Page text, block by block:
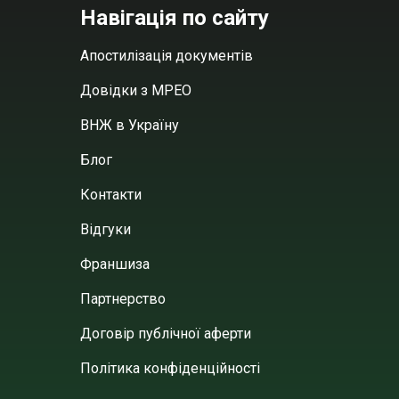
Навігація по сайту
Апостилізація документів
Довідки з МРЕО
ВНЖ в Україну
Блог
Контакти
Відгуки
Франшиза
Партнерство
Договір публічної аферти
Політика конфіденційності